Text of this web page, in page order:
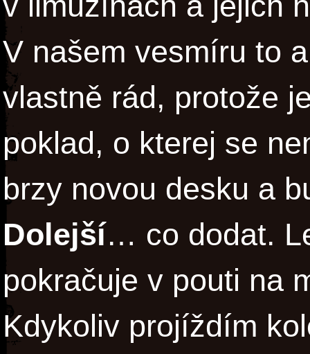
V našem vesmíru to
vlastně rád, protože
poklad, o kterej se
brzy novou desku a
Dolejší… co dodat.
pokračuje v pouti na
Kdykoliv projíždím